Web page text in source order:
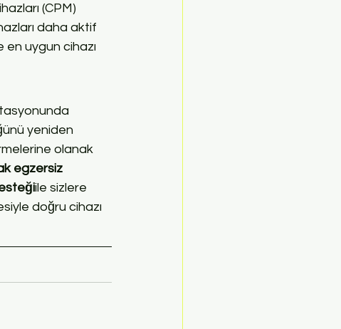
(CPM)
daha aktif
uygun cihazı
yeniden
olanak
egzersiz
ile sizlere
doğru cihazı